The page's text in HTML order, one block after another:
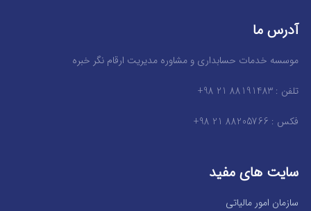
آدرس ما
موسسه خدمات حسابداری و مشاوره مدیریت ارقام نگر خبره
تلفن : 88191483 21 98+
فکس : 88205766 21 98+
سایت های مفید
سازمان امور مالیاتی